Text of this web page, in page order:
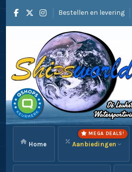
Bestellen en levering
Home Aanbiedingen
MEGA DEALS!